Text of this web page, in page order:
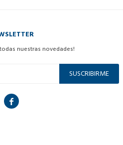
nuestras novedades!
SUSCRIBIRME
